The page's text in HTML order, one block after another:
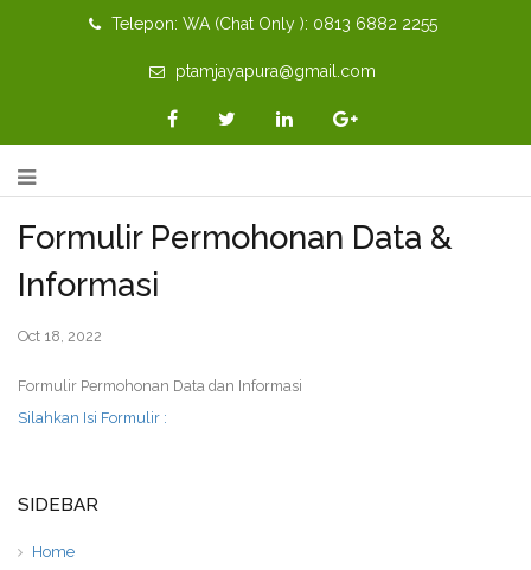
Telepon: WA (Chat Only ): 0813 6882 2255
ptamjayapura@gmail.com
Formulir Permohonan Data &
Informasi
Oct 18, 2022
Formulir Permohonan Data dan Informasi
Silahkan Isi Formulir :
SIDEBAR
Home